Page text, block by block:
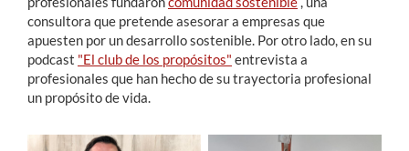
consultora que pretende asesorar a empresas que
apuesten por un desarrollo sostenible. Por otro lado, en su
podcast "El club de los propósitos" entrevista a
profesionales que han hecho de su trayectoria profesional
un propósito de vida.